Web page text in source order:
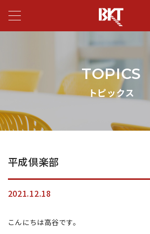
TOPICS
トピックス
平成倶楽部
2021.12.18
こんにちは高谷です。